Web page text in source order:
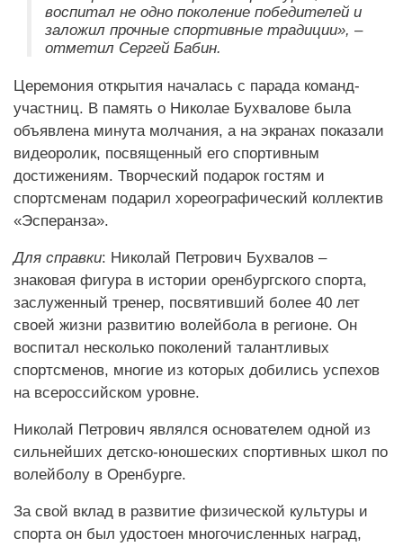
воспитал не одно поколение победителей и
заложил прочные спортивные традиции», –
отметил Сергей Бабин.
Церемония открытия началась с парада команд-
участниц. В память о Николае Бухвалове была
объявлена минута молчания, а на экранах показали
видеоролик, посвященный его спортивным
достижениям. Творческий подарок гостям и
спортсменам подарил хореографический коллектив
«Эсперанза».
Для справки: Николай Петрович Бухвалов –
знаковая фигура в истории оренбургского спорта,
заслуженный тренер, посвятивший более 40 лет
своей жизни развитию волейбола в регионе. Он
воспитал несколько поколений талантливых
спортсменов, многие из которых добились успехов
на всероссийском уровне.
Николай Петрович являлся основателем одной из
сильнейших детско-юношеских спортивных школ по
волейболу в Оренбурге.
За свой вклад в развитие физической культуры и
спорта он был удостоен многочисленных наград,